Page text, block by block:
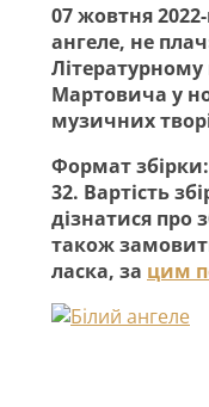
07 жовтня
ангеле, не
Літературному
Мартовича у
музичних
Формат збірки:
32. Вартість
дізнатися про
також
ласка, за цим